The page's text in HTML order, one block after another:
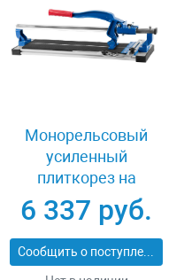
Монорельсовый
усиленный
плиткорез на
подшипниках 500 мм
Зубр ПРОФИ 33193-
50_z01
6 337 руб.
Сообщить о поступлении